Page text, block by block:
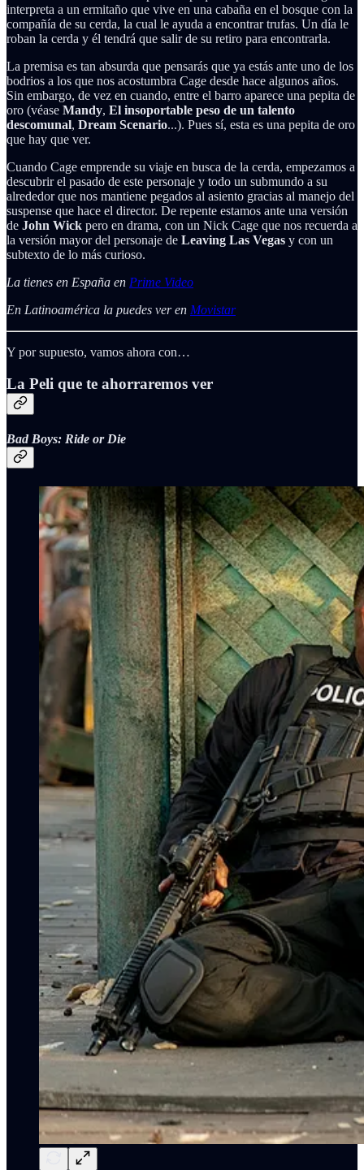
interpreta a un ermitaño que vive en una cabaña en el bosque con la
compañía de su cerda, la cual le ayuda a encontrar trufas. Un día le
roban la cerda y él tendrá que salir de su retiro para encontrarla.
La premisa es tan absurda que pensarás que ya estás ante uno de los
bodrios a los que nos acostumbra Cage desde hace algunos años.
Sin embargo, de vez en cuando, entre el barro aparece una pepita de
oro (véase Mandy, El insoportable peso de un talento
descomunal, Dream Scenario...). Pues sí, esta es una pepita de oro
que hay que ver.
Cuando Cage emprende su viaje en busca de la cerda, empezamos a
descubrir el pasado de este personaje y todo un submundo a su
alrededor que nos mantiene pegados al asiento gracias al manejo del
suspense que hace el director. De repente estamos ante una versión
de John Wick pero en drama, con un Nick Cage que nos recuerda a
la versión mayor del personaje de Leaving Las Vegas y con un
subtexto de lo más curioso.
La tienes en España en Prime Video
En Latinoamérica la puedes ver en Movistar
Y por supuesto, vamos ahora con…
La Peli que te ahorraremos ver
Bad Boys: Ride or Die